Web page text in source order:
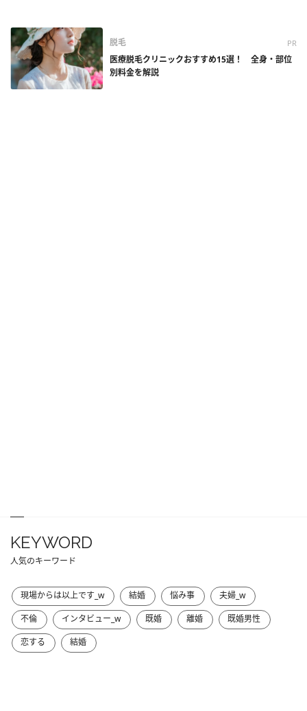
脱毛 PR
医療脱毛クリニックおすすめ15選！ 全身・部位
別料金を解説
KEYWORD
人気のキーワード
現場からは以上です_w 結婚 悩み事
夫婦_w
不倫
インタビュー_w 既婚 離婚
既婚男性
恋する
結婚